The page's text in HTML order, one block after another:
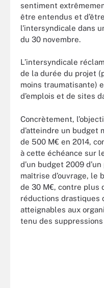
sentiment
être entendus et
l'intersyndicale dans
du 30 novembre.
L’intersyndicale
de la durée du projet
moins traumatisante)
d’emplois et de sites
Concrètement,
d’atteindre un budget
de 500 M€ en 2014,
à cette échéance sur
d’un budget 2009
maîtrise d’ouvrage, le
de 30 M€, contre plus
réductions drastiques
atteignables aux
tenu des